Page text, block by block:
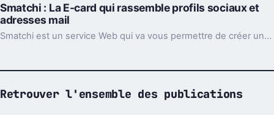
Smatchi : La E-card qui rassemble profils sociaux et
adresses mail
Smatchi est un service Web qui va vous permettre de créer une E-card qui rassemblera vos différents profils sociaux et adresses mail.
Retrouver l'ensemble des publications